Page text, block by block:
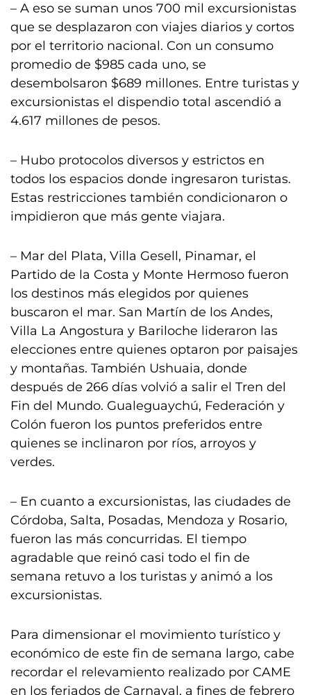
– A eso se suman unos 700 mil excursionistas
que se desplazaron con viajes diarios y cortos
por el territorio nacional. Con un consumo
promedio de $985 cada uno, se
desembolsaron $689 millones. Entre turistas y
excursionistas el dispendio total ascendió a
4.617 millones de pesos.
– Hubo protocolos diversos y estrictos en
todos los espacios donde ingresaron turistas.
Estas restricciones también condicionaron o
impidieron que más gente viajara.
– Mar del Plata, Villa Gesell, Pinamar, el
Partido de la Costa y Monte Hermoso fueron
los destinos más elegidos por quienes
buscaron el mar. San Martín de los Andes,
Villa La Angostura y Bariloche lideraron las
elecciones entre quienes optaron por paisajes
y montañas. También Ushuaia, donde
después de 266 días volvió a salir el Tren del
Fin del Mundo. Gualeguaychú, Federación y
Colón fueron los puntos preferidos entre
quienes se inclinaron por ríos, arroyos y
verdes.
– En cuanto a excursionistas, las ciudades de
Córdoba, Salta, Posadas, Mendoza y Rosario,
fueron las más concurridas. El tiempo
agradable que reinó casi todo el fin de
semana retuvo a los turistas y animó a los
excursionistas.
Para dimensionar el movimiento turístico y
económico de este fin de semana largo, cabe
recordar el relevamiento realizado por CAME
en los feriados de Carnaval, a fines de febrero